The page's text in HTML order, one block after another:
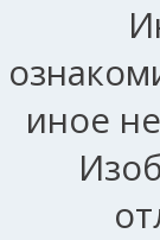
иное